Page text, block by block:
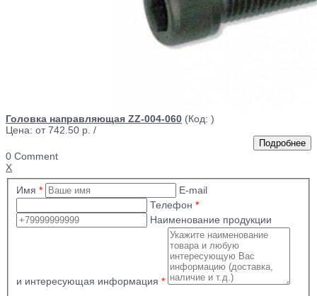
Головка направляющая ZZ-004-060 (Код: )
Цена: от742.50 р. /
0 Comment
X
Имя *
E-mail
Телефон *
Наименование продукции
и интересующая информация *